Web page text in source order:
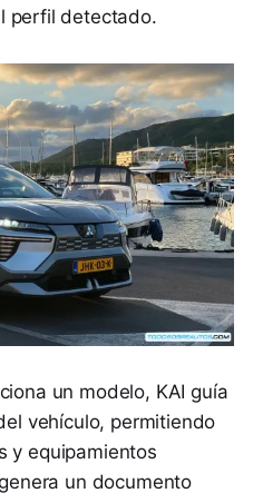
perfil detectado.
un modelo, KAI guía
vehículo, permitiendo
y equipamientos
un documento